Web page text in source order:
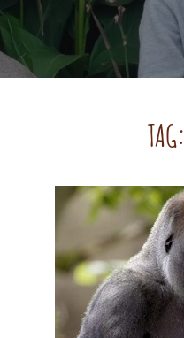
TAG: